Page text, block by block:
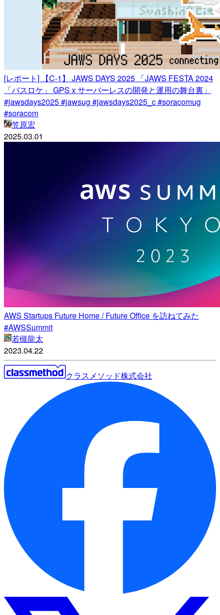
[レポート] 【C-1】 JAWS DAYS 2025 「JAWS FESTA 2024
「バスロケ」 GPS x サーバーレスの開発と運用の舞台裏」
#jawsdays2025 #jawsug #jawsdays2025_c #soracomug
#soracom
笠原宏
2025.03.01
AWS Startups Future Home / Future Office を訪ねてみた
#AWSSummit
若槻龍太
2023.04.22
クラスメソッド株式会社